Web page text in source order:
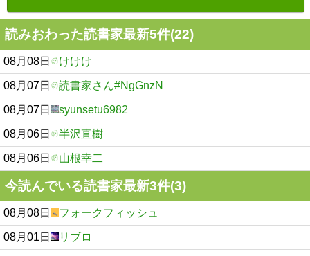
読みおわった読書家最新5件(22)
08月08日 けけけ
08月07日 読書家さん#NgGnzN
08月07日 syunsetu6982
08月06日 半沢直樹
08月06日 山根幸二
今読んでいる読書家最新3件(3)
08月08日 フォークフィッシュ
08月01日 リブロ